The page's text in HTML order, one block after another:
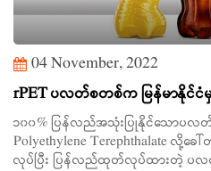
04 November, 2022
rPET ပလတ်စတစ်က မြန်မာနို
၁၀၀% ပြန်လည်အသုံးပြုနိုင်သောပ
Polyethylene Terephthalate လို့
လုပ်ပြီး ပြန်လည်ထုတ်လုပ်ထားတဲ့ ပ